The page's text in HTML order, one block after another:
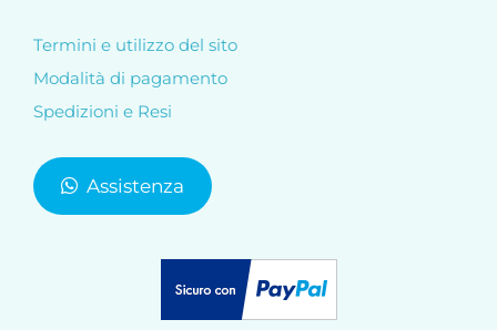
Termini e utilizzo del sito
Modalità di pagamento
Spedizioni e Resi
Assistenza